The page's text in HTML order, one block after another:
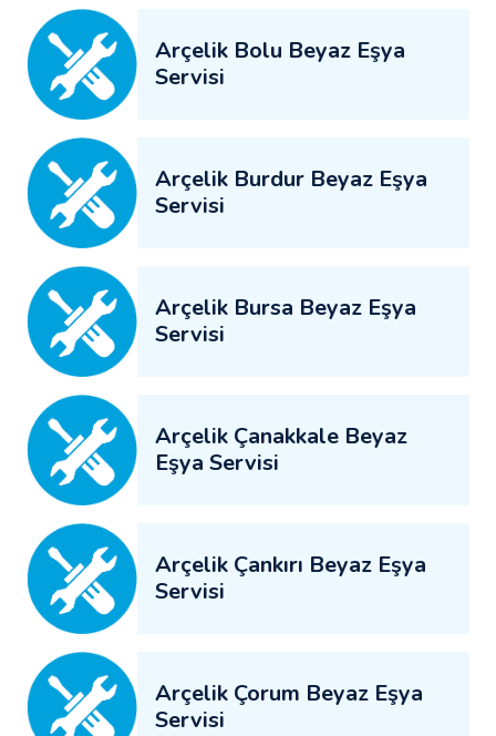
Arçelik Bolu Beyaz Eşya
Servisi
Arçelik Burdur Beyaz Eşya
Servisi
Arçelik Bursa Beyaz Eşya
Servisi
Arçelik Çanakkale Beyaz
Eşya Servisi
Arçelik Çankırı Beyaz Eşya
Servisi
Arçelik Çorum Beyaz Eşya
Servisi